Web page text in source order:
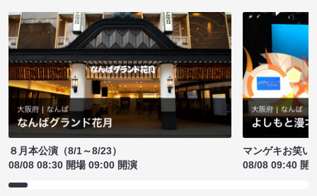
８月本公演（8/1～8/23）
08/08 08:30 開場 09:00 開演
マンゲキお笑い
08/08 09:40 開